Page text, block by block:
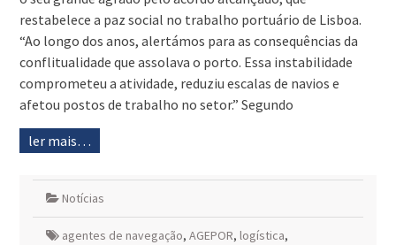
restabelece a paz social no trabalho portuário de Lisboa.
“Ao longo dos anos, alertámos para as consequências da
conflitualidade que assolava o porto. Essa instabilidade
comprometeu a atividade, reduziu escalas de navios e
afetou postos de trabalho no setor.” Segundo
ler mais…
Notícias
agentes de navegação, AGEPOR, logística,